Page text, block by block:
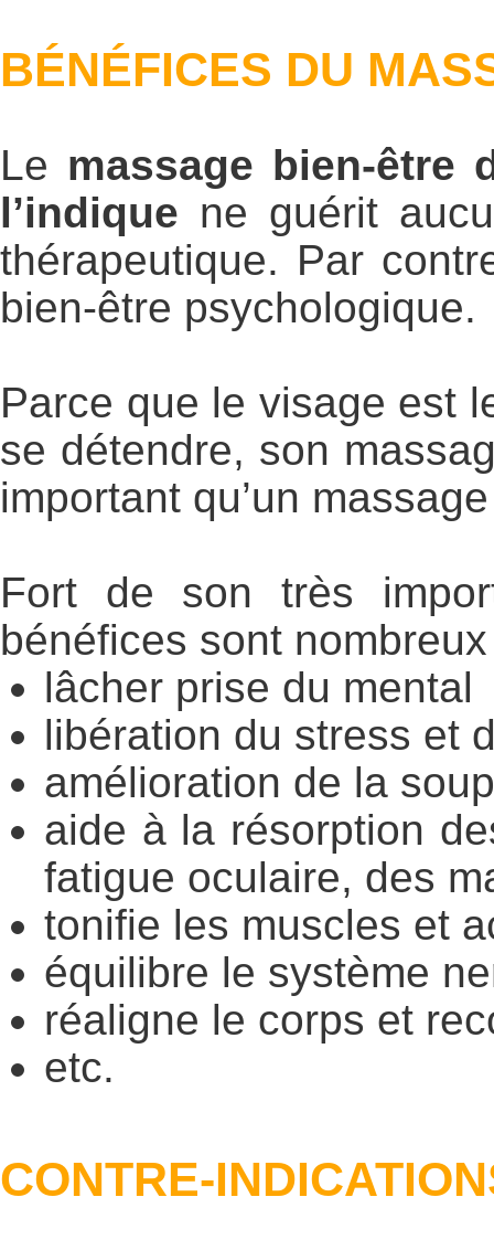
BÉNÉFICES DU
Le massage bien-être
l’indique ne guérit
thérapeutique. Par
bien-être psychologique.
Parce que le visage est
se détendre, son
important qu’un
Fort de son très
bénéfices sont
lâcher prise du mental
libération du stress et
amélioration de la
aide à la résorption
fatigue oculaire, des
tonifie les muscles et
équilibre le système
réaligne le corps et
etc.
CONTRE-